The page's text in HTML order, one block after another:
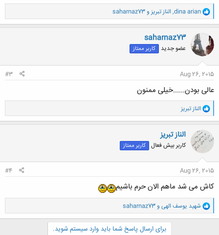
و
ا
ک
ن
ش
ه
ا
dina arian
,الناز تبریزوsaharnaz73
saharnaz73
عضو جدید کاربر ممتاز
Aug 26, 2015
#3
عالی بودن......خیلی ممنون
و
ا
ک
ن
ش
ه
ا
الناز تبریز
الناز تبریز
کاربر بیش فعال کاربر ممتاز
Aug 26, 2015
#4
کاش می شد ماهم الان حرم باشیم
و
ا
ک
شهید یوسف الهی وsaharnaz73
برای ارسال پاسخ شما باید وارد سیستم شوید.